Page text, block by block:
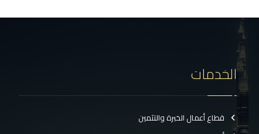
الخدمات
قطاع أعمال الخبرة والتثمين